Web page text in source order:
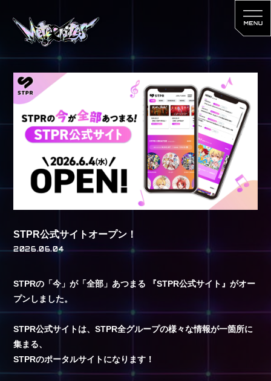
HOME
INFORMATION
SCHEDULE
PROFILE
MV
DISCOGRAPHY
STPR公式サイトオープン！
2026.06.04
STPRの「今」が「全部」あつまる 『STPR公式サイト』がオー
プンしました。
STPR公式サイトは、STPR全グループの様々な情報が一箇所に
集まる、
STPRのポータルサイトになります！